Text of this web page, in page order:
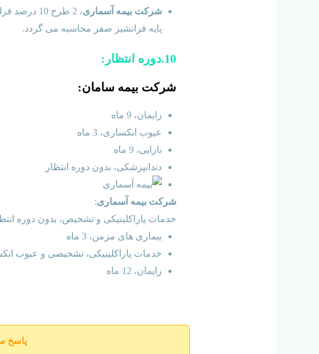
شرکت بیمه آسماری
پایه فرانشیز صفر محاسبه می گردد.
10.دوره انتظار:
شرکت بیمه سامان:
زایمان، 9 ماه
عیوب انکساری، 3 ماه
نازایی، 9 ماه
دندانپزشکی، بدون دوره انتظار
شرکت بیمه آسماری:
خدمات پاراکلینیکی و تشخیص، بدون دوره
بیماری های مزمن، 3 ماه
خدمات پاراکلینیکی، تشخیصی و عیوب
زایمان، 12 ماه
پاسخ